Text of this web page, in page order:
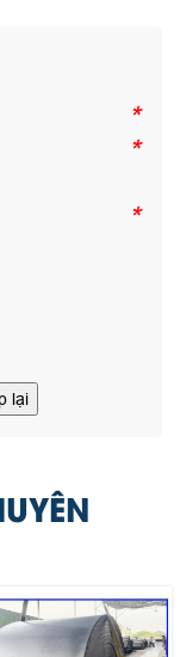
*
*
*
lại